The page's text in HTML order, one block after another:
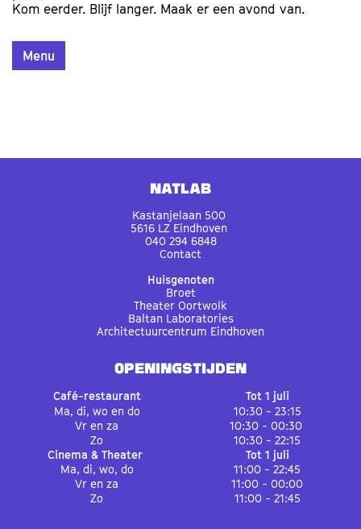
Kom eerder. Blijf langer. Maak er een avond van.
Menu
Natlab
Kastanjelaan 500
5616 LZ Eindhoven
040 294 6848
Contact
Huisgenoten
Broet
Theater Oortwolk
Baltan Laboratories
Architectuurcentrum Eindhoven
OPENINGSTIJDEN
Café-restaurant
Tot 1 juli
Ma, di, wo en do
10:30 - 23:15
Vr en za
10:30 - 00:30
Zo
10:30 - 22:15
Cinema & Theater
Tot 1 juli
Ma, di, wo, do
11:00 - 22:45
Vr en za
11:00 - 00:00
Zo
11:00 - 21:45